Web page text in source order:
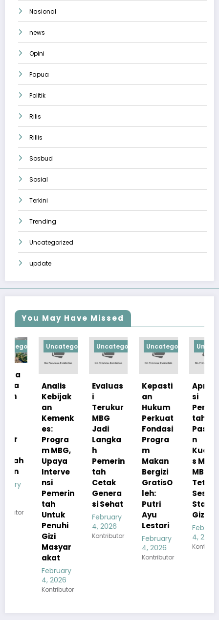
Nasional
news
Opini
Papua
Politik
Rilis
Rillis
Sosbud
Sosial
Terkini
Trending
Uncategorized
update
You May Have Missed
Uncategorized
Analis
Kebijak
Kemenk
Progra
m MBG,
Upaya
Interve
nsi
Pemerin
Untuk
Penuhi
Masyar
February
4, 2026
Kontributor
Uncategorized
Evaluas
i
Terukur
MBG
Langka
h
Pemerin
tah
Genera
si Sehat
February
4, 2026
Kontributor
Uncategorized
Kepasti
Hukum
Perkuat
Fondasi
Progra
Makan
Bergizi
GratisO
leh:
Putri
Ayu
Lestari
February
4, 2026
Kontributor
Apresia
Pemerin
tah
Pastika
n
Kualita
s Menu
Tetap
Sesuai
Standar
February
4, 2026
Kontributor